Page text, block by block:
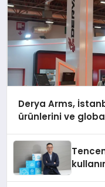
Derya Arms,
ürünlerini ve